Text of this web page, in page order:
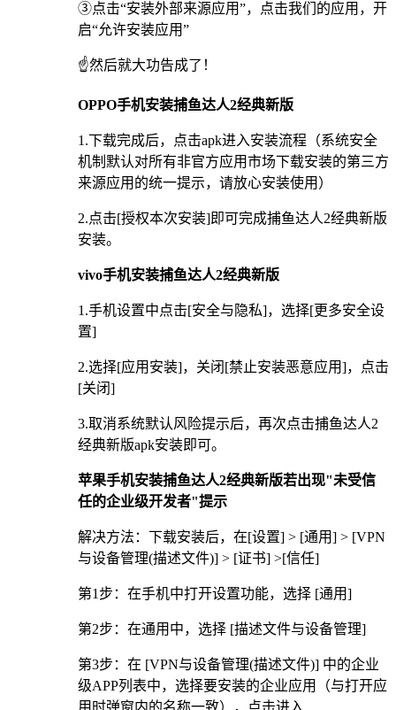
③点击“安装外部来源应用”，点击我们的应用，开
启“允许安装应用”
☝️然后就大功告成了！
OPPO手机安装捕鱼达人2经典新版
1.下载完成后，点击apk进入安装流程（系统安全
机制默认对所有非官方应用市场下载安装的第三方
来源应用的统一提示，请放心安装使用）
2.点击[授权本次安装]即可完成捕鱼达人2经典新版
安装。
vivo手机安装捕鱼达人2经典新版
1.手机设置中点击[安全与隐私]，选择[更多安全设
置]
2.选择[应用安装]，关闭[禁止安装恶意应用]，点击
[关闭]
3.取消系统默认风险提示后，再次点击捕鱼达人2
经典新版apk安装即可。
苹果手机安装捕鱼达人2经典新版若出现"未受信
任的企业级开发者"提示
解决方法：下载安装后，在[设置] > [通用] > [VPN
与设备管理(描述文件)] > [证书] >[信任]
第1步：在手机中打开设置功能，选择 [通用]
第2步：在通用中，选择 [描述文件与设备管理]
第3步：在 [VPN与设备管理(描述文件)] 中的企业
级APP列表中，选择要安装的企业应用（与打开应